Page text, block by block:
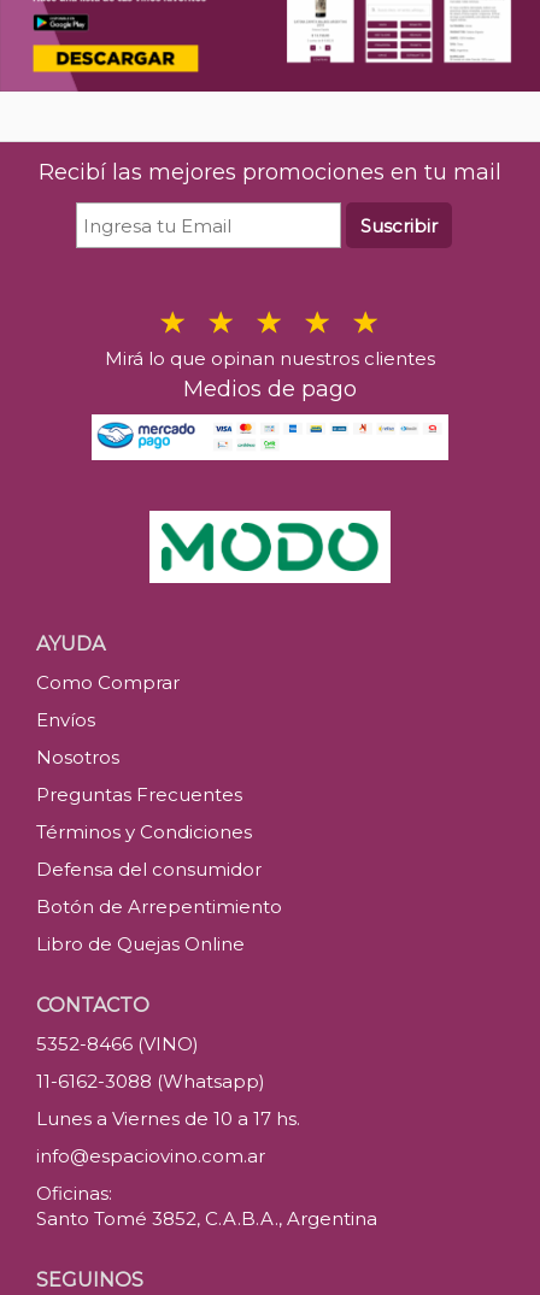
Recibí las mejores promociones en tu mail
Suscribir
Mirá lo que opinan nuestros clientes
Medios de pago
AYUDA
Como Comprar
Envíos
Nosotros
Preguntas Frecuentes
Términos y Condiciones
Defensa del consumidor
Botón de Arrepentimiento
Libro de Quejas Online
CONTACTO
5352-8466 (VINO)
11-6162-3088 (Whatsapp)
Lunes a Viernes de 10 a 17 hs.
info@espaciovino.com.ar
Oficinas:
Santo Tomé 3852, C.A.B.A., Argentina
SEGUINOS